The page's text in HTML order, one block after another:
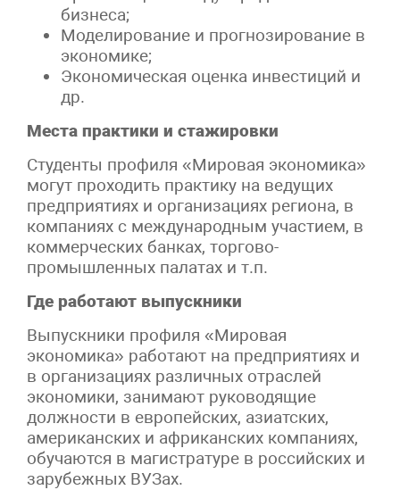
бизнеса;
Моделирование и прогнозирование в
экономике;
Экономическая оценка инвестиций и
др.
Места практики и стажировки
Студенты профиля «Мировая экономика»
могут проходить практику на ведущих
предприятиях и организациях региона, в
компаниях с международным участием, в
коммерческих банках, торгово-
промышленных палатах и т.п.
Где работают выпускники
Выпускники профиля «Мировая
экономика» работают на предприятиях и
в организациях различных отраслей
экономики, занимают руководящие
должности в европейских, азиатских,
американских и африканских компаниях,
обучаются в магистратуре в российских и
зарубежных ВУЗах.